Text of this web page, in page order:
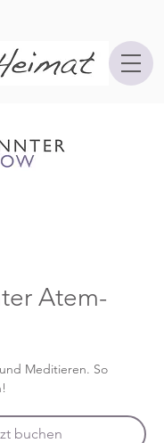
Atem-
Meditieren. So
buchen